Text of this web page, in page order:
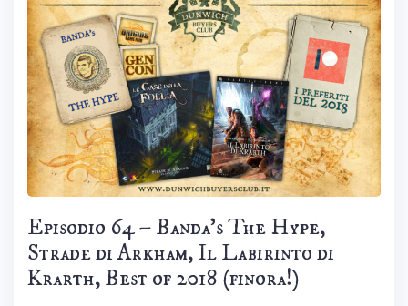
Episodio 64 – Banda’s The Hype,
Strade di Arkham, Il Labirinto di
Krarth, Best of 2018 (finora!)